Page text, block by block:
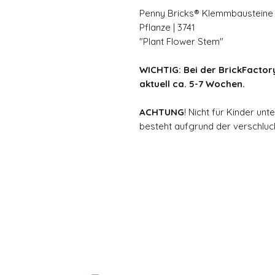
Penny Bricks® Klemmbausteine
Pflanze | 3741
"Plant Flower Stem"
WICHTIG: Bei der
aktuell ca. 5-7 Wochen.
ACHTUNG! Nicht für Kinder
besteht aufgrund der